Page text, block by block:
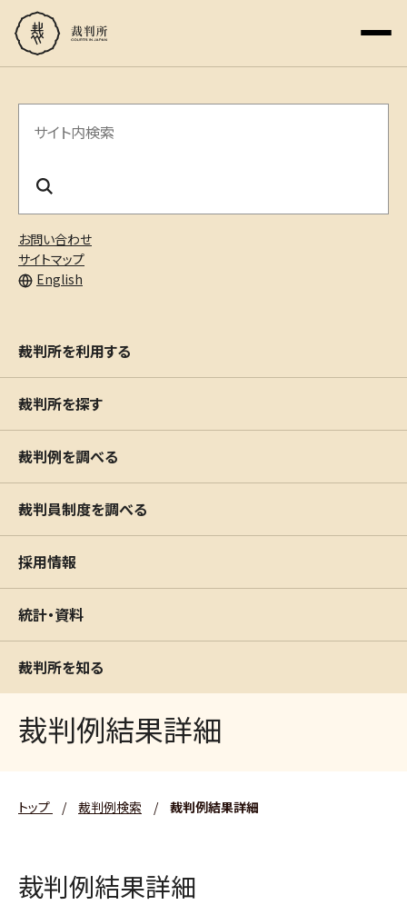
お問い合わせ
サイトマップ
English
サ
内
検
索
裁判所を利用する
裁判所を探す
裁判例を調べる
裁判員制度を調べる
採用情報
統計・資料
裁判所を知る
裁判例結果詳細
トップ / 裁判例検索 / 裁判例結果詳細
裁判例結果詳細